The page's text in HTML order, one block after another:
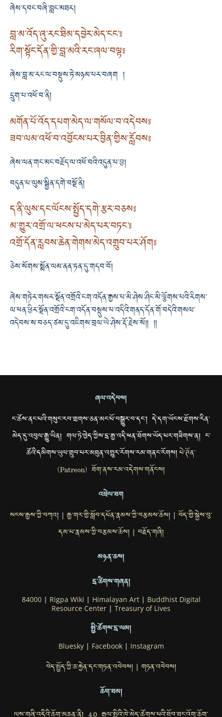
ཞེས་དབང་བཞི་བླང་མཐར།
བླ་མ་འོད་ཞུ་རང་ཐིམ་དབྱེར་མེད་ངང་༔
རིག་སྟོང་དོན་གྱི་བླ་མའི་རང་ཞལ་བལྟ༔
ཞེས་བླ་མ་རང་ལ་བསྡུས་ཏེ་མཉམ་པར་བཞག །
དྲུག་པ་འཕོ་བ་ནི།
མགོན་པོ་འོད་དཔག་མེད་ལ་གསོལ་བ་འདེབས༔
ཟབ་ལམ་འཕོ་བ་འབྱོངས་པར་བྱིན་གྱིས་རློབས༔
ཞེས་ལན་གང་མང་བརྗོད་ལ་འཕོ་བའི་འདུན་པ་བྱ།
བདུན་པ་ལུས་སྦྱིན་དགེ་བསྔོ་ནི།
ད་ནི་ལུས་དང་ལོངས་སྤྱོད་དགེ་རྩར་བཅས༔
མ་གྱུར་འགྲོ་ལ་ཕངས་པ་མེད་པར་བཏང་༔
འགྲོ་དོན་རླབས་ཆེན་གེགས་མེད་འགྲུབ་པར་ཤོག༔
ཅེས་སོགས་སྨོན་ལམ་ནན་ཏན་དུ་གདབ་བོ།
ཞེས་གཏེར་གསར་སྔོན་འགྲོའི་ངག་འདོན་རྒྱས་པ་མི་ཤེས་ཤིང་མི་ལྕོགས་པའི་རིགས་
ལ་ཕན་ཕྱིར་སྔོན་འགྲོའི་ངག་འདོན་བསྡུས་པ་འདིའི་གནད་དོན་གོ་བདེའི་གསལ་
འདེབས་ས་བཅད་ཙམ་དུ་འཇིགས་བྲལ་ཡེ་ཤེས་རྡོ་རྗེས་སོ༎ ༎
ཞལ་འདེབས།
ང་ཚོས་ནང་པའི་གསུང་རབ་གྲགས་ཅན་མང་པོ་བསྒྱུར་བ་དང་། དེ་དག་ཡོངས་རྫོགས་རིན་
མེད་དུ་འབུལ་རྒྱུ་ཡིན། གལ་ཏེ་ཁྱེད་ཀྱིས་དྲ་རྒྱ་འདི་ཕན་ཐོགས་ཡོད་པར་གཟིགས་ན། ང་
ཚོའི་དམིགས་ཡུལ་གྲུབ་པར་མཐུན་འགྱུར་རོགས་རམ་གནང་རོགས།པེ་ཊོན་
(Patreon) ཐོག་ནས་རམ་འདེགས་གནོངས།
འབྲེལ་ཐག
སངས་རྒྱས་ཀྱི་བཀའ། | རྒྱ་གར་གྱི་སློབ་དཔོན་རྣམས་ཀྱི་བརྩམས་ཆོས། | བོད་གྱི་སྐྱེས་བུ་
དམ་པ་རྣམས་ཀྱི་བརྩམས་ཆོས། | བརྗོད་གཞི།
མཉན་ཆས།
དྲ་ཚིགས་གཞན།
84000| Rigpa Wiki | Himalayan Art| Buddhist Digital
Resource Center | Treasury of Lives
སྤྱི་ཚོགས་དྲ་ལམ།
Bluesky| Facebook| Instagram
བེད་སྤྱོད་ཀྱི་ཆ་རྐྱེན་དང་གཏན་འབེབས། | གཏན་འབེབས།
ཆོག་ཐམ།